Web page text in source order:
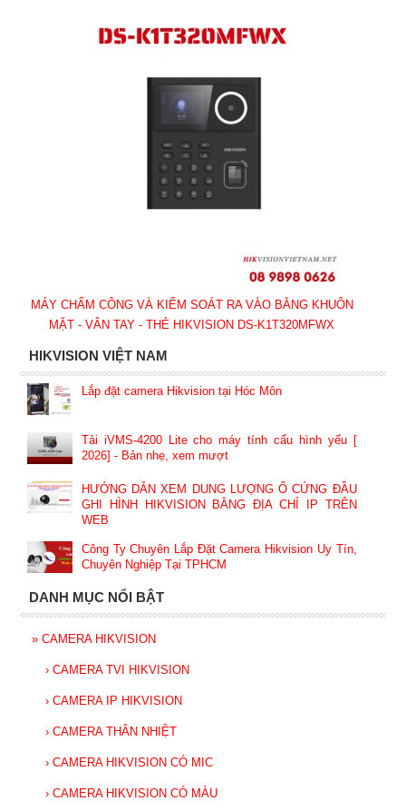
MÁY CHẤM CÔNG VÀ KIỂM SOÁT RA VÀO BẰNG KHUÔN
MẶT - VÂN TAY - THẺ HIKVISION DS-K1T320MFWX
HIKVISION VIỆT NAM
Lắp đặt camera Hikvision tại Hóc Môn
Tải iVMS-4200 Lite cho máy tính cấu hình yếu [
2026] - Bản nhẹ, xem mượt
HƯỚNG DẪN XEM DUNG LƯỢNG Ổ CỨNG ĐẦU
GHI HÌNH HIKVISION BẰNG ĐỊA CHỈ IP TRÊN
WEB
Công Ty Chuyên Lắp Đặt Camera Hikvision Uy Tín,
Chuyên Nghiệp Tại TPHCM
DANH MỤC NỔI BẬT
» CAMERA HIKVISION
› CAMERA TVI HIKVISION
› CAMERA IP HIKVISION
› CAMERA THÂN NHIỆT
› CAMERA HIKVISION CÓ MIC
› CAMERA HIKVISION CÓ MÀU